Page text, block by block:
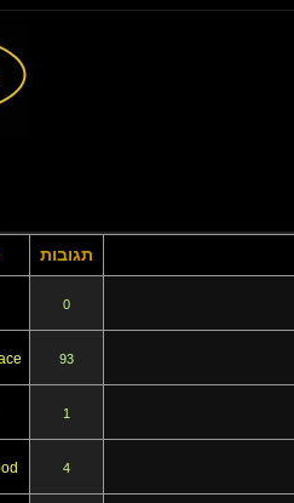
תגובות
0
93
1
4